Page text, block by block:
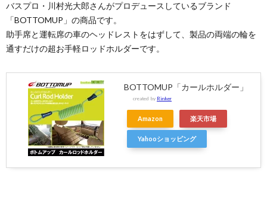
バスプロ・川村光大郎さんがプロデュースしているブランド
「BOTTOMUP」の商品です。
助手席と運転席の車のヘッドレストをはずして、製品の両端の輪を
通すだけの超お手軽ロッドホルダーです。
BOTTOMUP「カールホルダー」
created by Rinker
Amazon 楽天市場
Yahooショッピング